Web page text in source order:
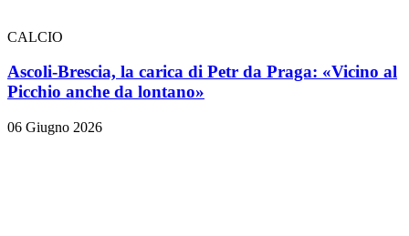
CALCIO
Ascoli-Brescia, la carica di Petr da Praga: «Vicino al
Picchio anche da lontano»
06 Giugno 2026